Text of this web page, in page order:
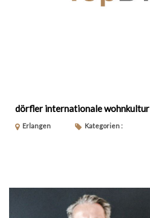
dörfler internationale wohnkultur
Erlangen Kategorien :